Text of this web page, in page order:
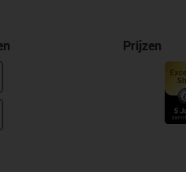
Prijzen